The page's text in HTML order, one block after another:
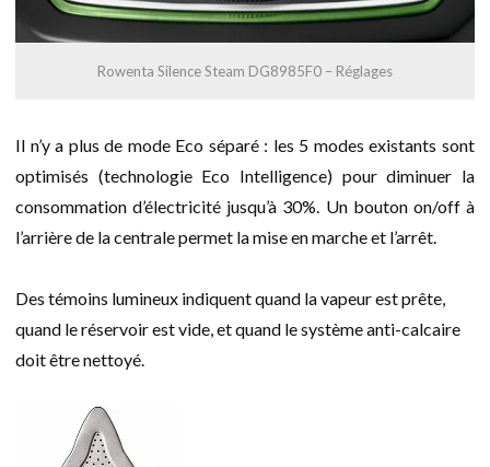
Rowenta Silence Steam DG8985F0 – Réglages
Il n’y a plus de mode Eco séparé : les 5 modes existants sont
optimisés (technologie Eco Intelligence) pour diminuer la
consommation d’électricité jusqu’à 30%. Un bouton on/off à
l’arrière de la centrale permet la mise en marche et l’arrêt.
Des témoins lumineux indiquent quand la vapeur est prête,
quand le réservoir est vide, et quand le système anti-calcaire
doit être nettoyé.